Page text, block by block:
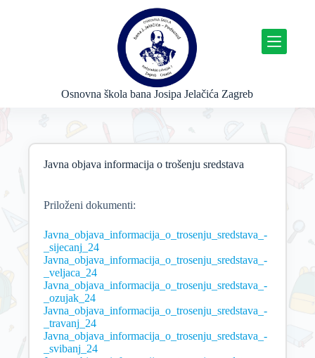
Osnovna škola bana Josipa Jelačića Zagreb
Javna objava informacija o trošenju sredstava
Priloženi dokumenti:
Javna_objava_informacija_o_trosenju_sredstava_-
_sijecanj_24
Javna_objava_informacija_o_trosenju_sredstava_-
_veljaca_24
Javna_objava_informacija_o_trosenju_sredstava_-
_ozujak_24
Javna_objava_informacija_o_trosenju_sredstava_-
_travanj_24
Javna_objava_informacija_o_trosenju_sredstava_-
_svibanj_24